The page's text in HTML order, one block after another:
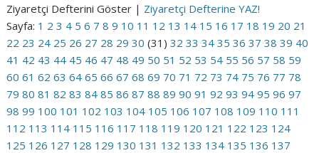
Ziyaretçi Defterini Göster | Ziyaretçi Defterine YAZ!
Sayfa: 1 2 3 4 5 6 7 8 9 10 11 12 13 14 15 16 17 18 19 20 21
22 23 24 25 26 27 28 29 30 (31)32 33 34 35 36 37 38 39 40
41 42 43 44 45 46 47 48 49 50 51 52 53 54 55 56 57 58 59
60 61 62 63 64 65 66 67 68 69 70 71 72 73 74 75 76 77 78
79 80 81 82 83 84 85 86 87 88 89 90 91 92 93 94 95 96 97
98 99 100 101 102 103 104 105 106 107 108 109 110 111
112 113 114 115 116 117 118 119 120 121 122 123 124
125 126 127 128 129 130 131 132 133 134 135 136 137